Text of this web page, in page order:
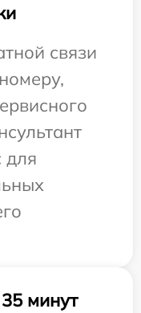
связи
для
минут